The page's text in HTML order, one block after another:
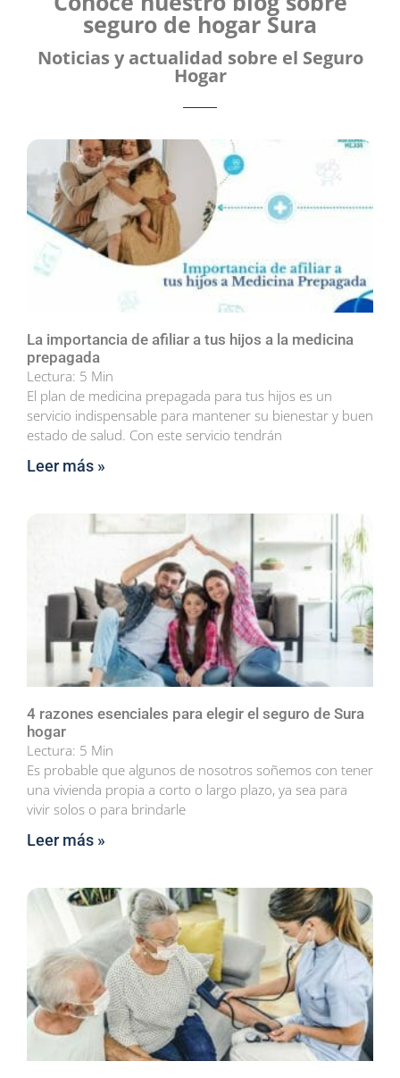
seguro de hogar Sura
Noticias y actualidad sobre el Seguro
Hogar
La importancia de afiliar a tus hijos a la medicina
prepagada
Lectura: 5 Min
El plan de medicina prepagada para tus hijos es un
servicio indispensable para mantener su bienestar y buen
estado de salud. Con este servicio tendrán
Leer más »
4 razones esenciales para elegir el seguro de Sura
hogar
Lectura: 5 Min
Es probable que algunos de nosotros soñemos con tener
una vivienda propia a corto o largo plazo, ya sea para
vivir solos o para brindarle
Leer más »